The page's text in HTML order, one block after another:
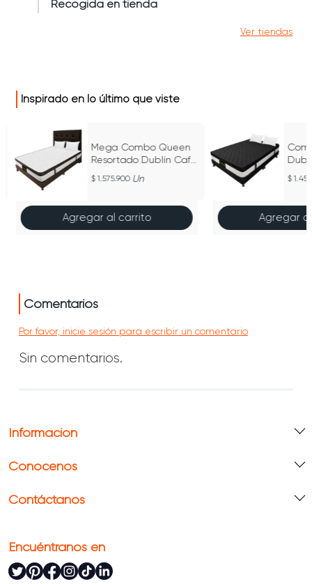
Recogida en tienda
Ver tiendas
Inspirado en lo último que viste
Mega Combo Queen
Resortado Dublín Café
160 cm x 190 cm
1.575.900 Un
Agregar al carrito
200
Agregar
Comentarios
Por favor, inicie sesión para escribir un comentario
Sin comentarios.
Información
Conócenos
Contáctanos
Encuéntranos en